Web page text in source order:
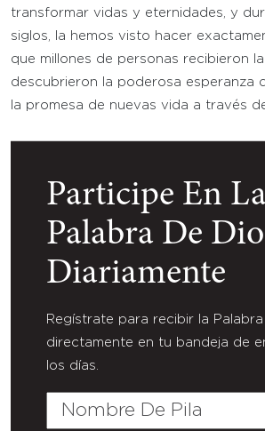
transformar vidas y eternidades, y
siglos, la hemos visto hacer
que millones de personas recibieron
descubrieron la poderosa esperanza
la promesa de nuevas vida a través
Participe En
Palabra De
Diariamente
Regístrate para recibir la
directamente en tu bandeja de
los días.
Nombre